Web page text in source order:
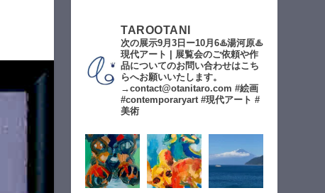
TAROOTANI
次の展示9月3日ー10月6♨️湯河原♨️
現代アート | 展覧会のご依頼や作
品についてのお問い合わせはこち
らへお願いいたします。
→contact@otanitaro.com #絵画
#contemporaryart #現代アート #
美術